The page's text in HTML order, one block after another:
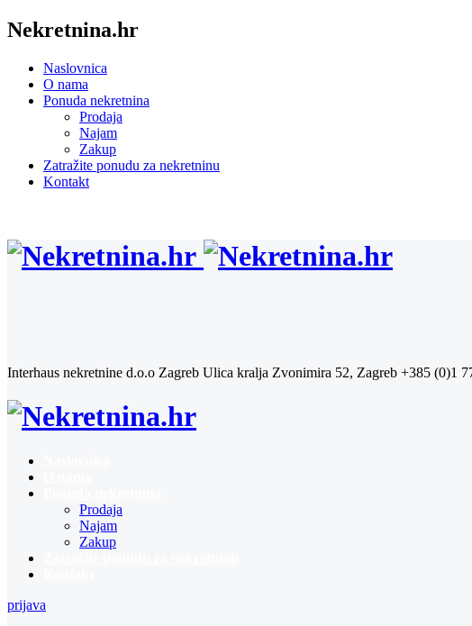
Nekretnina.hr
Naslovnica
O nama
Ponuda nekretnina
Prodaja
Najam
Zakup
Zatražite ponudu za nekretninu
Kontakt
Interhaus nekretnine d.o.o Zagreb Ulica kralja Zvonimira 52, Zagreb +385 (0)1
Prodaja
Najam
Zakup
prijava